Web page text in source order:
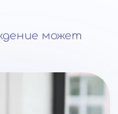
может